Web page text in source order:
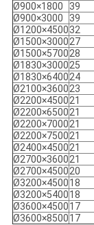
Ø900×1800 39
Ø900×3000
39
Ø1200×450032
Ø1500×300027
Ø1500×570028
Ø1830×300025
Ø1830×640024
Ø2100×360023
Ø2200×450021
Ø2200×650021
Ø2200×700021
Ø2200×750021
Ø2400×450021
Ø2700×360021
Ø2700×450020
Ø3200×450018
Ø3200×540018
Ø3600×450017
Ø3600×850017